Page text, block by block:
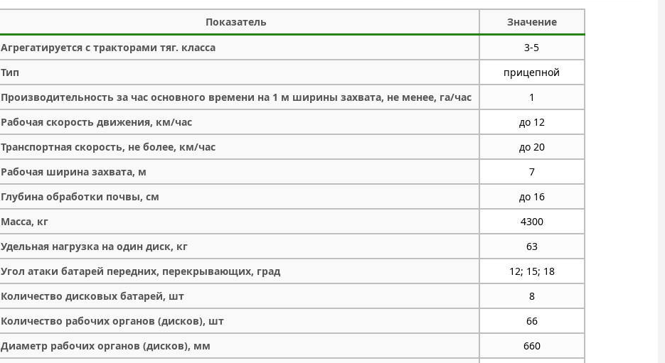
Показатель
Значение
Агрегатируется с тракторами тяг. класса
3-5
Тип
прицепной
Производительность за час основного времени на 1 м ширины захвата, не менее, га/час
1
Рабочая скорость движения, км/час
до 12
Транспортная скорость, не более, км/час
до 20
Рабочая ширина захвата, м
7
Глубина обработки почвы, см
до 16
Масса, кг
4300
Удельная нагрузка на один диск, кг
63
Угол атаки батарей передних, перекрывающих, град
12; 15; 18
Количество дисковых батарей, шт
8
Количество рабочих органов (дисков), шт
66
Диаметр рабочих органов (дисков), мм
660